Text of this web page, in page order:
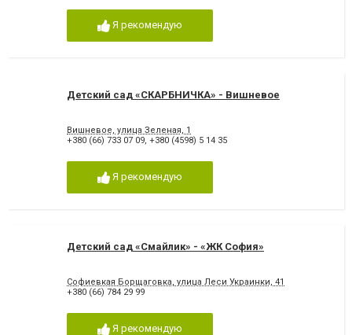
Я рекомендую
Детский сад «СКАРБНИЧКА» - Вишневое
Вишневое, улица Зеленая, 1
+380 (66) 733 07 09, +380 (4598) 5 14 35
Я рекомендую
Детский сад «Смайлик» - «ЖК София»
Софиевкая Борщаговка, улица Леси Украинки, 41
+380 (66) 784 29 99
Я рекомендую